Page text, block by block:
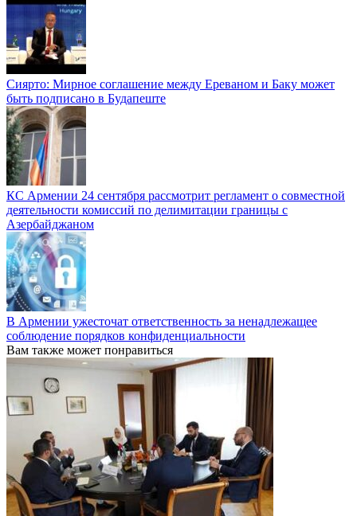
Сиярто: Мирное соглашение между Ереваном и Баку может
быть подписано в Будапеште
КС Армении 24 сентября рассмотрит регламент о совместной
деятельности комиссий по делимитации границы с
Азербайджаном
В Армении ужесточат ответственность за ненадлежащее
соблюдение порядков конфиденциальности
Вам также может понравиться